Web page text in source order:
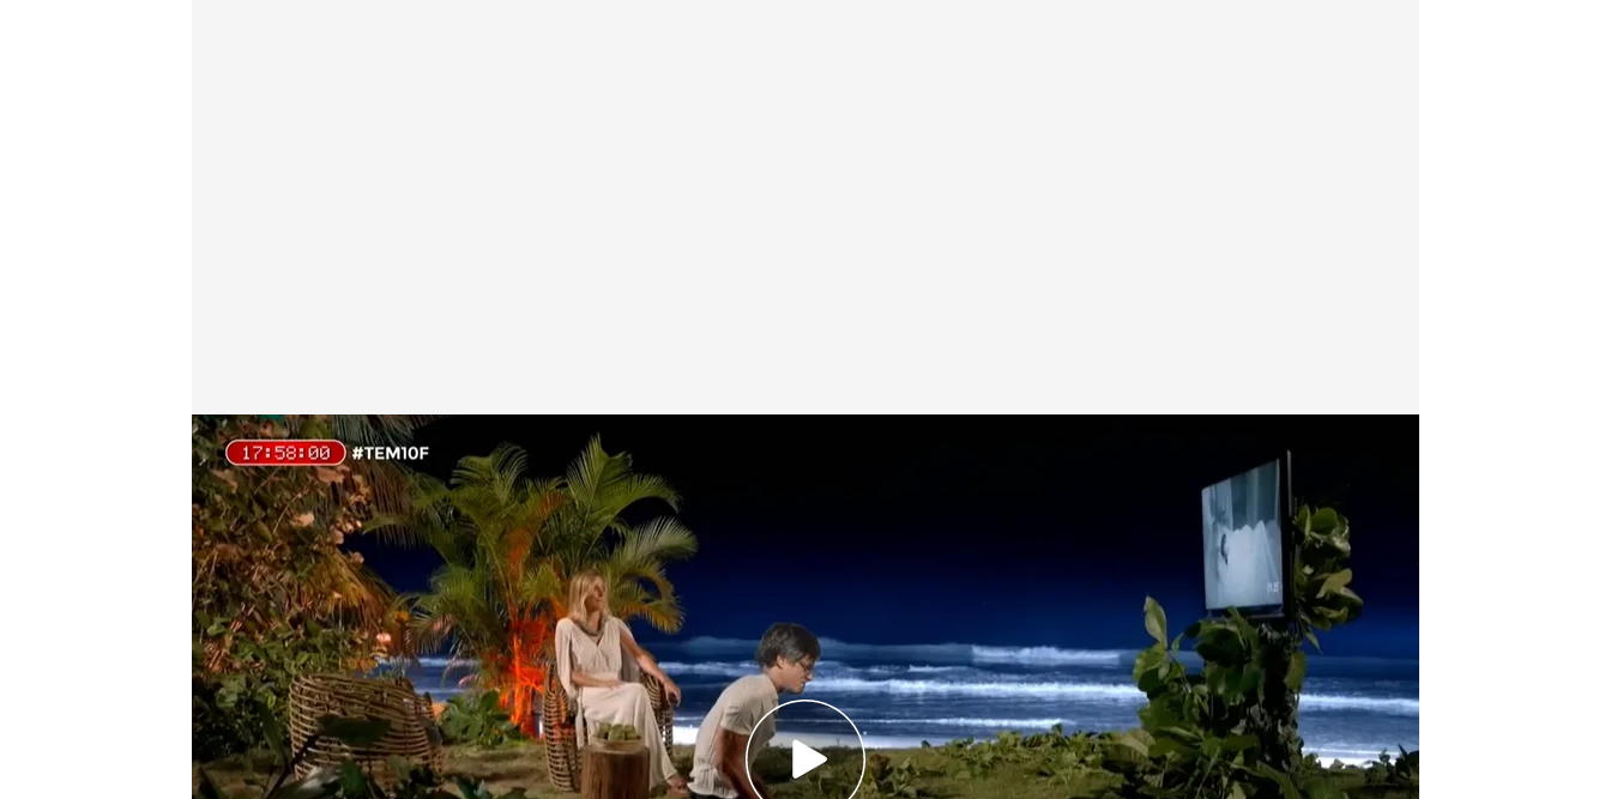
'Todo es mentira'
Pedro Jiménez
10 FEB 2025 - 18:58h.
"¿Eso es lo que quieres en tu España? ¡A ver cómo sacas los
presupuestos!": las palabras de Puigdemont al ver las imágenes de
Pedro Sánchez
Puigdemont hace de Montoya y Pedro Sánchez de Anita: ¡no te lo
pierdas!
Risto Mejide tiene que intervenir ante Isabel Lázaro en su conexón con